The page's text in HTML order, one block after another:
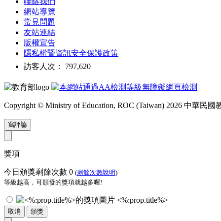
網站導覽
常見問題
友站連結
版權宣告
隱私權暨資訊安全保護政策
訪客人次： 797,620
Copyright © Ministry of Education, ROC (Taiwan) 2026 中華民國
寫評論
獎項
今日頒獎剩餘次數 0 (剩餘次數說明)
等級越高，可頒發的獎項就越多喔!
<%:prop.title%>
取消 頒獎